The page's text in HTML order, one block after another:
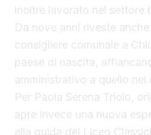
inoltre lavorato nel settore
Da nove anni riveste
consigliere comunale a
paese di nascita,
amministrativo a quello nel
Per Paola Serena Triolo,
apre invece una nuova
alla guida del Liceo